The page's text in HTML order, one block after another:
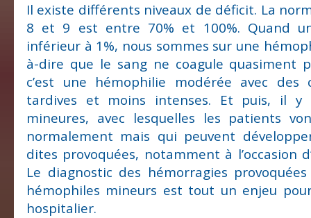
Il existe différents niveaux de déficit. La
8 et 9 est entre 70% et 100%. Quand
inférieur à 1%, nous sommes sur une
à-dire que le sang ne coagule quasiment
c’est une hémophilie modérée avec des
tardives et moins intenses. Et puis, il y
mineures, avec lesquelles les patients
normalement mais qui peuvent
dites provoquées, notamment à l’occasion
Le diagnostic des hémorragies
hémophiles mineurs est tout un enjeu
hospitalier.